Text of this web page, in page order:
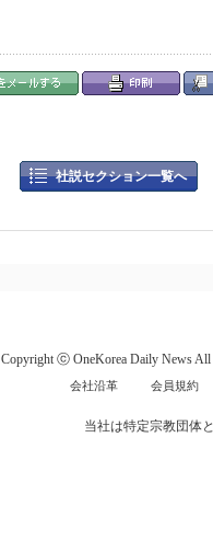
社説セクション一覧へ
Copyright ⓒ OneKorea Daily News All
会社沿革 会員規約
当社は特定宗教団体